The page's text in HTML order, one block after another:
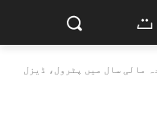
مالی سال میں پٹرول، ڈیزل